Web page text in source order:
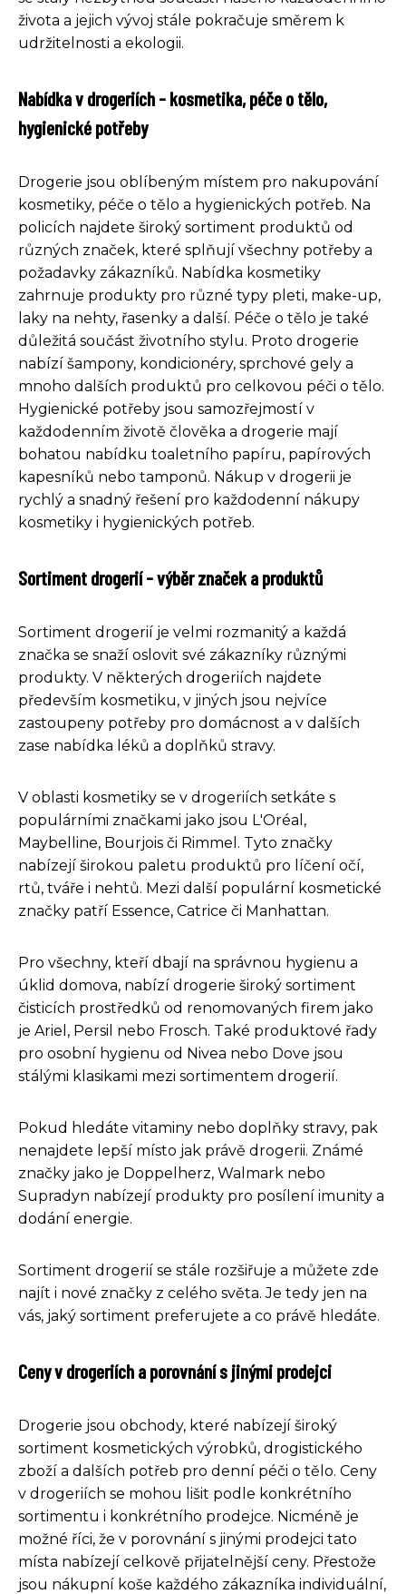
života a jejich vývoj stále pokračuje směrem k
udržitelnosti a ekologii.
Nabídka v drogeriích - kosmetika, péče o tělo,
hygienické potřeby
Drogerie jsou oblíbeným místem pro nakupování
kosmetiky, péče o tělo a hygienických potřeb. Na
policích najdete široký sortiment produktů od
různých značek, které splňují všechny potřeby a
požadavky zákazníků. Nabídka kosmetiky
zahrnuje produkty pro různé typy pleti, make-up,
laky na nehty, řasenky a další. Péče o tělo je také
důležitá součást životního stylu. Proto drogerie
nabízí šampony, kondicionéry, sprchové gely a
mnoho dalších produktů pro celkovou péči o tělo.
Hygienické potřeby jsou samozřejmostí v
každodenním životě člověka a drogerie mají
bohatou nabídku toaletního papíru, papírových
kapesníků nebo tamponů. Nákup v drogerii je
rychlý a snadný řešení pro každodenní nákupy
kosmetiky i hygienických potřeb.
Sortiment drogerií - výběr značek a produktů
Sortiment drogerií je velmi rozmanitý a každá
značka se snaží oslovit své zákazníky různými
produkty. V některých drogeriích najdete
především kosmetiku, v jiných jsou nejvíce
zastoupeny potřeby pro domácnost a v dalších
zase nabídka léků a doplňků stravy.
V oblasti kosmetiky se v drogeriích setkáte s
populárními značkami jako jsou L'Oréal,
Maybelline, Bourjois či Rimmel. Tyto značky
nabízejí širokou paletu produktů pro líčení očí,
rtů, tváře i nehtů. Mezi další populární kosmetické
značky patří Essence, Catrice či Manhattan.
Pro všechny, kteří dbají na správnou hygienu a
úklid domova, nabízí drogerie široký sortiment
čisticích prostředků od renomovaných firem jako
je Ariel, Persil nebo Frosch. Také produktové řady
pro osobní hygienu od Nivea nebo Dove jsou
stálými klasikami mezi sortimentem drogerií.
Pokud hledáte vitaminy nebo doplňky stravy, pak
nenajdete lepší místo jak právě drogerii. Známé
značky jako je Doppelherz, Walmark nebo
Supradyn nabízejí produkty pro posílení imunity a
dodání energie.
Sortiment drogerií se stále rozšiřuje a můžete zde
najít i nové značky z celého světa. Je tedy jen na
vás, jaký sortiment preferujete a co právě hledáte.
Ceny v drogeriích a porovnání s jinými prodejci
Drogerie jsou obchody, které nabízejí široký
sortiment kosmetických výrobků, drogistického
zboží a dalších potřeb pro denní péči o tělo. Ceny
v drogeriích se mohou lišit podle konkrétního
sortimentu i konkrétního prodejce. Nicméně je
možné říci, že v porovnání s jinými prodejci tato
místa nabízejí celkově přijatelnější ceny. Přestože
jsou nákupní koše každého zákazníka individuální,